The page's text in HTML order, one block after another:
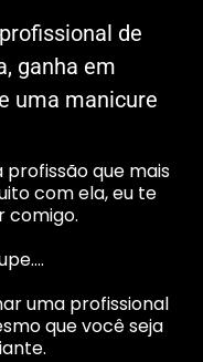
de
ganha em
uma manicure
que mais
com ela, eu te
comigo.
uma profissional
que você seja